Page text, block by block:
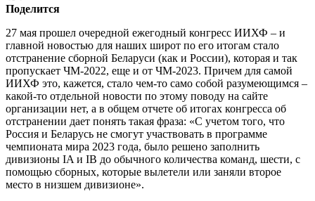
Поделится
27 мая прошел очередной ежегодный конгресс ИИХФ – и
главной новостью для наших широт по его итогам стало
отстранение сборной Беларуси (как и России), которая и так
пропускает ЧМ-2022, еще и от ЧМ-2023. Причем для самой
ИИХФ это, кажется, стало чем-то само собой разумеющимся –
какой-то отдельной новости по этому поводу на сайте
организации нет, а в общем отчете об итогах конгресса об
отстранении дает понять такая фраза: «С учетом того, что
Россия и Беларусь не смогут участвовать в программе
чемпионата мира 2023 года, было решено заполнить
дивизионы IA и IB до обычного количества команд, шести, с
помощью сборных, которые вылетели или заняли второе
место в низшем дивизионе».